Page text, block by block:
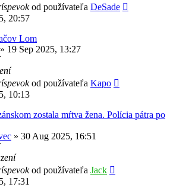
od používateľa DeSade
20:57
Lom
» 19 Sep 2025, 13:27
od používateľa Kapo
10:13
zostala mŕtva žena. Polícia pátra po
» 30 Aug 2025, 16:51
od používateľa Jack
17:31